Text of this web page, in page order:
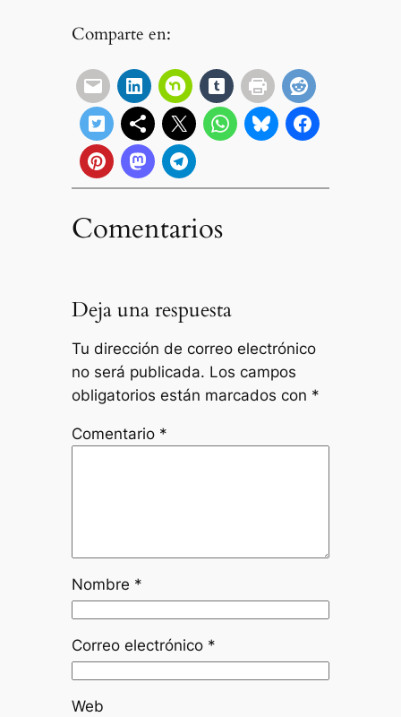
Comparte en:
Comentarios
Deja una respuesta
Tu dirección de correo electrónico
no será publicada. Los campos
obligatorios están marcados con *
Comentario *
Nombre *
Correo electrónico *
Web